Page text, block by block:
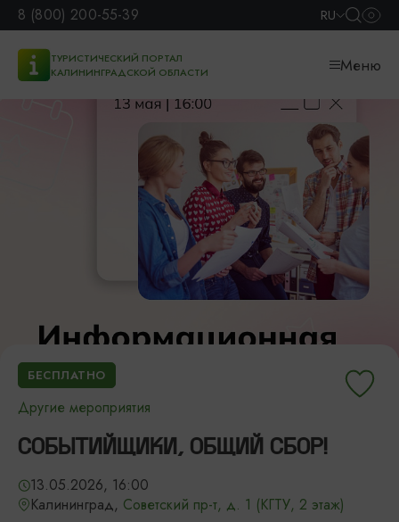
8 (800) 200-55-39 RU
ТУРИСТИЧЕСКИЙ ПОРТАЛ
КАЛИНИНГРАДСКОЙ ОБЛАСТИ
Меню
БЕСПЛАТНО
Другие мероприятия
СОБЫТИЙЩИКИ, ОБЩИЙ СБОР!
13.05.2026, 16:00
Калининград, Советский пр-т, д. 1 (КГТУ, 2 этаж)